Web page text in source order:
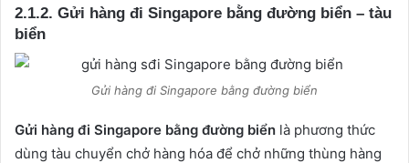
2.1.2. Gửi hàng đi Singapore bằng đường biển – tàu
biển
Gửi hàng đi Singapore bằng đường biển
Gửi hàng đi Singapore bằng đường biển là phương thức
dùng tàu chuyển chở hàng hóa để chở những thùng hàng